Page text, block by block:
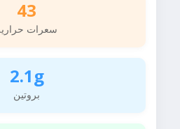
43
سعرات
2.1g
بروتين